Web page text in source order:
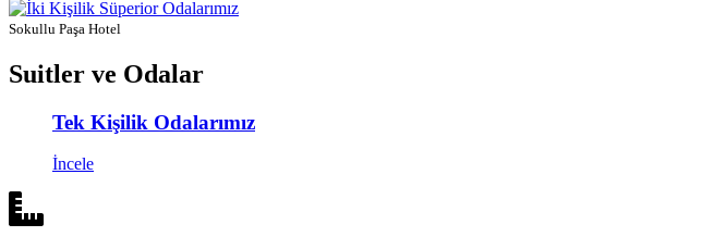
Sokullu Paşa Hotel
Suitler ve Odalar
Tek Kişilik Odalarımız
İncele